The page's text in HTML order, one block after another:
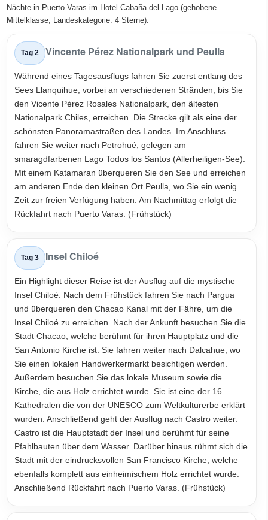
Nächte in Puerto Varas im Hotel Cabaña del Lago (gehobene
Mittelklasse, Landeskategorie: 4 Sterne).
Tag 2 Vincente Pérez Nationalpark und Peulla
Während eines Tagesausflugs fahren Sie zuerst entlang des
Sees Llanquihue, vorbei an verschiedenen Stränden, bis Sie
den Vicente Pérez Rosales Nationalpark, den ältesten
Nationalpark Chiles, erreichen. Die Strecke gilt als eine der
schönsten Panoramastraßen des Landes. Im Anschluss
fahren Sie weiter nach Petrohué, gelegen am
smaragdfarbenen Lago Todos los Santos (Allerheiligen-See).
Mit einem Katamaran überqueren Sie den See und erreichen
am anderen Ende den kleinen Ort Peulla, wo Sie ein wenig
Zeit zur freien Verfügung haben. Am Nachmittag erfolgt die
Rückfahrt nach Puerto Varas. (Frühstück)
Tag 3 Insel Chiloé
Ein Highlight dieser Reise ist der Ausflug auf die mystische
Insel Chiloé. Nach dem Frühstück fahren Sie nach Pargua
und überqueren den Chacao Kanal mit der Fähre, um die
Insel Chiloé zu erreichen. Nach der Ankunft besuchen Sie die
Stadt Chacao, welche berühmt für ihren Hauptplatz und die
San Antonio Kirche ist. Sie fahren weiter nach Dalcahue, wo
Sie einen lokalen Handwerkermarkt besichtigen werden.
Außerdem besuchen Sie das lokale Museum sowie die
Kirche, die aus Holz errichtet wurde. Sie ist eine der 16
Kathedralen die von der UNESCO zum Weltkulturerbe erklärt
wurden. Anschließend geht der Ausflug nach Castro weiter.
Castro ist die Hauptstadt der Insel und berühmt für seine
Pfahlbauten über dem Wasser. Darüber hinaus rühmt sich die
Stadt mit der eindrucksvollen San Francisco Kirche, welche
ebenfalls komplett aus einheimischem Holz errichtet wurde.
Anschließend Rückfahrt nach Puerto Varas. (Frühstück)